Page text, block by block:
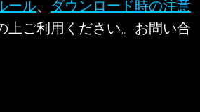
ール、 ダウンロード時の注意
上ご利用ください。お問い合